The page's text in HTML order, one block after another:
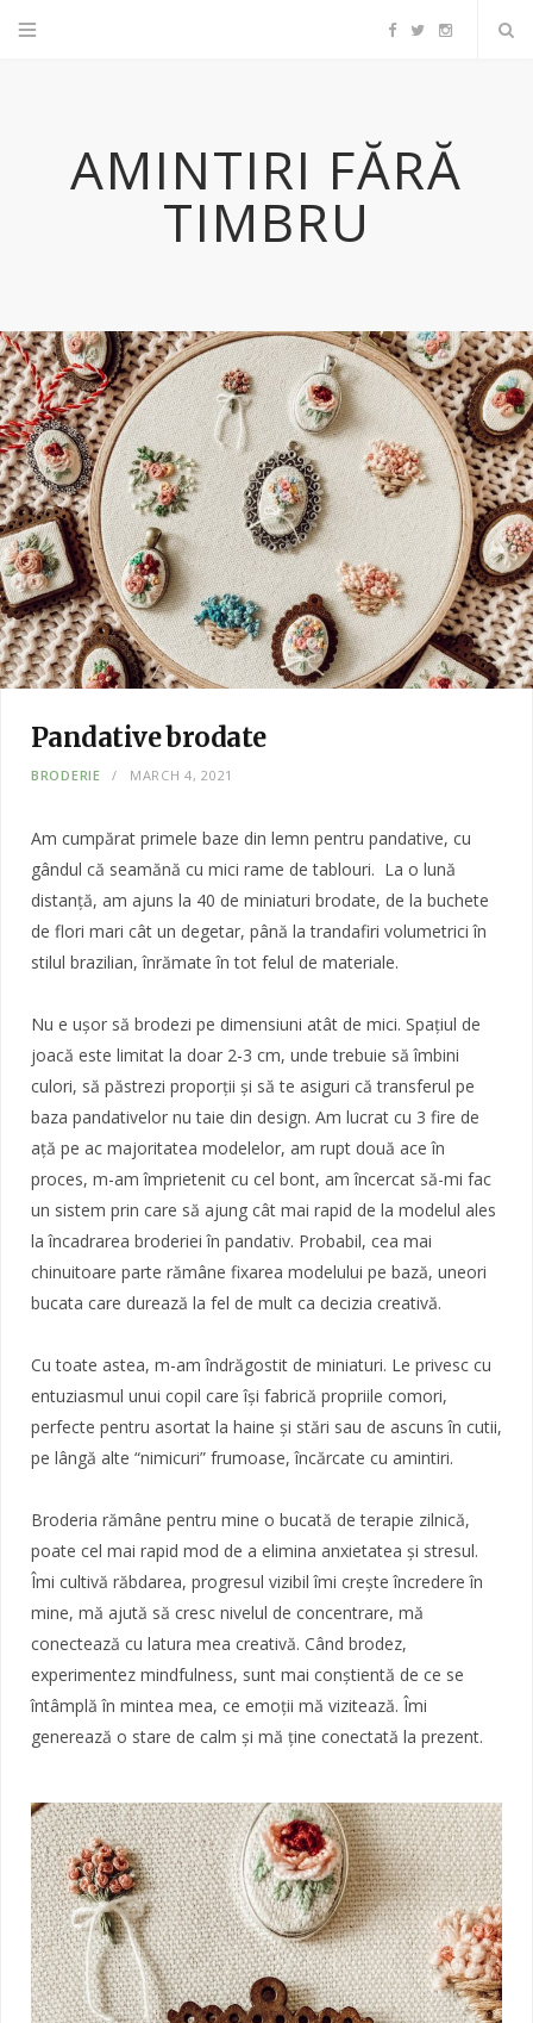
F
c
o
o
k
e
r
I
s
g
r
a
m
AMINTIRI FĂRĂ
TIMBRU
Pandative brodate
BRODERIE MARCH 4, 2021
Am cumpărat primele baze din lemn pentru pandative, cu
gândul că seamănă cu mici rame de tablouri. La o lună
distanță, am ajuns la 40 de miniaturi brodate, de la buchete
de flori mari cât un degetar, până la trandafiri volumetrici în
stilul brazilian, înrămate în tot felul de materiale.
Nu e ușor să brodezi pe dimensiuni atât de mici. Spațiul de
joacă este limitat la doar 2-3 cm, unde trebuie să îmbini
culori, să păstrezi proporții și să te asiguri că transferul pe
baza pandativelor nu taie din design. Am lucrat cu 3 fire de
ață pe ac majoritatea modelelor, am rupt două ace în
proces, m-am împrietenit cu cel bont, am încercat să-mi fac
un sistem prin care să ajung cât mai rapid de la modelul ales
la încadrarea broderiei în pandativ. Probabil, cea mai
chinuitoare parte rămâne fixarea modelului pe bază, uneori
bucata care durează la fel de mult ca decizia creativă.
Cu toate astea, m-am îndrăgostit de miniaturi. Le privesc cu
entuziasmul unui copil care își fabrică propriile comori,
perfecte pentru asortat la haine și stări sau de ascuns în cutii,
pe lângă alte “nimicuri” frumoase, încărcate cu amintiri.
Broderia rămâne pentru mine o bucată de terapie zilnică,
poate cel mai rapid mod de a elimina anxietatea și stresul.
Îmi cultivă răbdarea, progresul vizibil îmi crește încredere în
mine, mă ajută să cresc nivelul de concentrare, mă
conectează cu latura mea creativă. Când brodez,
experimentez mindfulness, sunt mai conștientă de ce se
întâmplă în mintea mea, ce emoții mă vizitează. Îmi
generează o stare de calm și mă ține conectată la prezent.